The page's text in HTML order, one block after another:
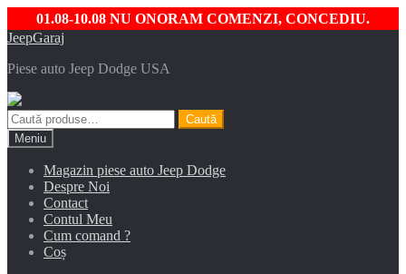
01.08-10.08 NU ONORAM COMENZI, CONCEDIU.
Sari
navigare
Sari
conținut
JeepGaraj
Piese auto Jeep Dodge USA
Caută
după:
Caută
Meniu
Magazin piese auto Jeep Dodge
Despre Noi
Contact
Contul Meu
Cum comand ?
Coș